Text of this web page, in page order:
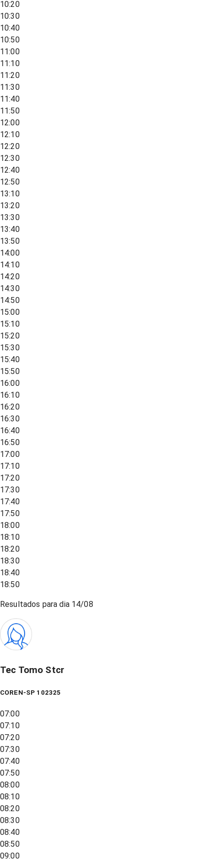
10:20
10:30
10:40
10:50
11:00
11:10
11:20
11:30
11:40
11:50
12:00
12:10
12:20
12:30
12:40
12:50
13:10
13:20
13:30
13:40
13:50
14:00
14:10
14:20
14:30
14:50
15:00
15:10
15:20
15:30
15:40
15:50
16:00
16:10
16:20
16:30
16:40
16:50
17:00
17:10
17:20
17:30
17:40
17:50
18:00
18:10
18:20
18:30
18:40
18:50
Resultados para dia 14/08
Tec Tomo Stcr
COREN-SP 102325
07:00
07:10
07:20
07:30
07:40
07:50
08:00
08:10
08:20
08:30
08:40
08:50
09:00